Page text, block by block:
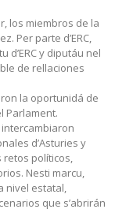
los miembros de la
Per parte d’ERC,
d’ERC y diputáu nel
de rellaciones
la oportunidá de
Parlament.
d’Asturies y
retos políticos,
Nesti marcu,
nivel estatal,
que s’abrirán